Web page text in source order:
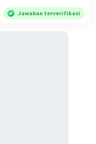
Jawaban terverifikasi